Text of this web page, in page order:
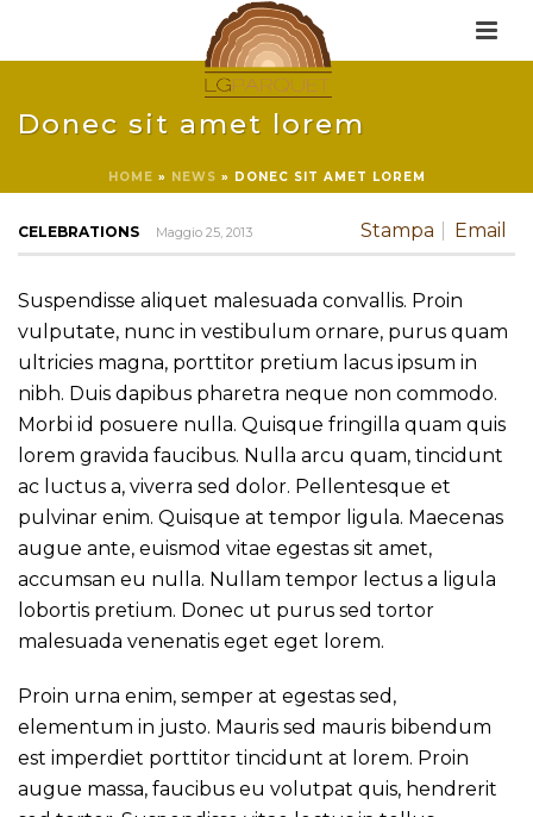
Donec sit amet lorem
HOME » NEWS » DONEC SIT AMET LOREM
Stampa Email
CELEBRATIONS Maggio 25, 2013
Suspendisse aliquet malesuada convallis. Proin
vulputate, nunc in vestibulum ornare, purus quam
ultricies magna, porttitor pretium lacus ipsum in
nibh. Duis dapibus pharetra neque non commodo.
Morbi id posuere nulla. Quisque fringilla quam quis
lorem gravida faucibus. Nulla arcu quam, tincidunt
ac luctus a, viverra sed dolor. Pellentesque et
pulvinar enim. Quisque at tempor ligula. Maecenas
augue ante, euismod vitae egestas sit amet,
accumsan eu nulla. Nullam tempor lectus a ligula
lobortis pretium. Donec ut purus sed tortor
malesuada venenatis eget eget lorem.
Proin urna enim, semper at egestas sed,
elementum in justo. Mauris sed mauris bibendum
est imperdiet porttitor tincidunt at lorem. Proin
augue massa, faucibus eu volutpat quis, hendrerit